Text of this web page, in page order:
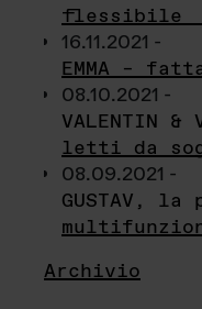
flessibile
16.11.2021 -
EMMA –
08.10.2021 -
VALENTIN &
letti da
08.09.2021 -
GUSTAV, la
Archivio